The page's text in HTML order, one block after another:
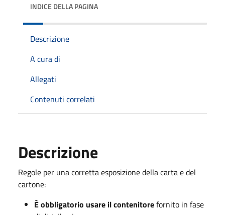
INDICE DELLA PAGINA
Descrizione
A cura di
Allegati
Contenuti correlati
Descrizione
Regole per una corretta esposizione della carta e del
cartone:
È obbligatorio usare il contenitorefornito in fase